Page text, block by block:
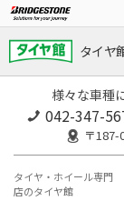
タイヤ
様々な車種
042-347-
〒
タイヤ・ホイール専門
店のタイヤ館